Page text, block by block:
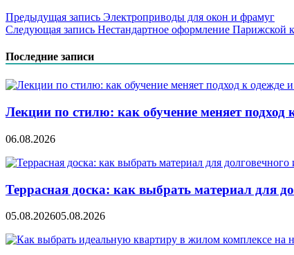
Навигация
по
записям
Предыдущая запись Электроприводы для окон и фрамуг
Следующая запись Нестандартное оформление Парижcкой
Последние записи
Лекции по стилю: как обучение меняет подход
06.08.2026
Террасная доска: как выбрать материал для
05.08.202605.08.2026